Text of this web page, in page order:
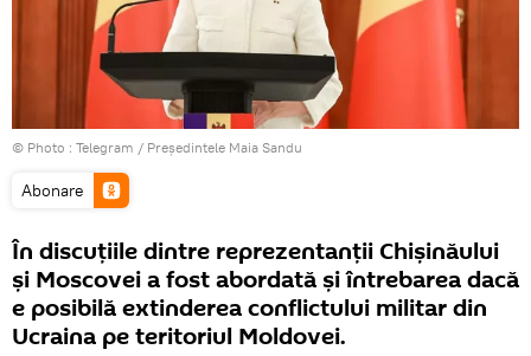
© Photo : Telegram / Președintele Maia Sandu
Abonare
În discuțiile dintre reprezentanții Chișinăului
și Moscovei a fost abordată și întrebarea dacă
e posibilă extinderea conflictului militar din
Ucraina pe teritoriul Moldovei.